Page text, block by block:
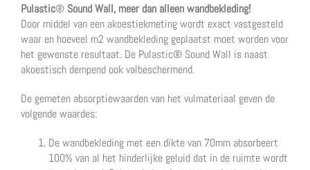
Pulastic® Sound Wall, meer dan alleen wandbekleding!
Door middel van een akoestiekmeting wordt exact vastgesteld
waar en hoeveel m2 wandbekleding geplaatst moet worden voor
het gewenste resultaat. De Pulastic® Sound Wall is naast
akoestisch dempend ook valbeschermend.
De gemeten absorptiewaarden van het vulmateriaal geven de
volgende waardes:
De wandbekleding met een dikte van 70mm absorbeert
100% van al het hinderlijke geluid dat in de ruimte wordt